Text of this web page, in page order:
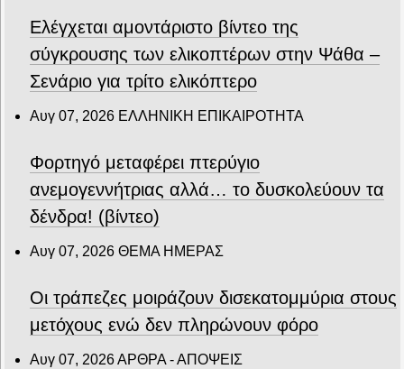
Ελέγχεται αμοντάριστο βίντεο της
σύγκρουσης των ελικοπτέρων στην Ψάθα –
Σενάριο για τρίτο ελικόπτερο
Αυγ 07, 2026 ΕΛΛΗΝΙΚΗ ΕΠΙΚΑΙΡΟΤΗΤΑ
Φορτηγό μεταφέρει πτερύγιο
ανεμογεννήτριας αλλά… το δυσκολεύουν τα
δένδρα! (βίντεο)
Αυγ 07, 2026 ΘΕΜΑ ΗΜΕΡΑΣ
Οι τράπεζες μοιράζουν δισεκατομμύρια στους
μετόχους ενώ δεν πληρώνουν φόρο
Αυγ 07, 2026ΑΡΘΡΑ - ΑΠΟΨΕΙΣ